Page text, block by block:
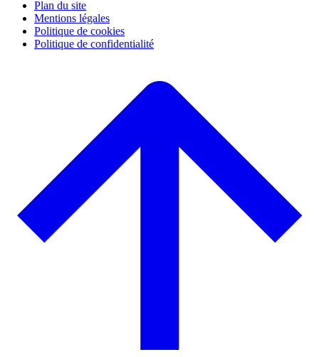
Plan du site
Mentions légales
Politique de cookies
Politique de confidentialité